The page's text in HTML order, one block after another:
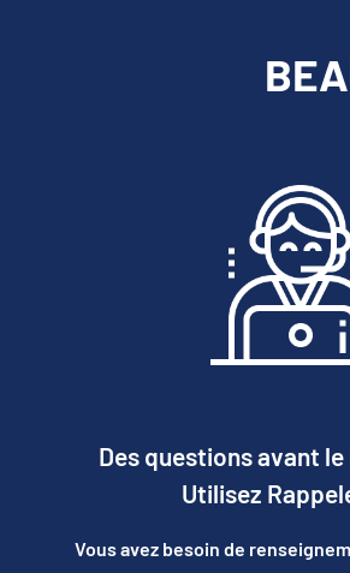
Des questions avant
Utilisez
Vous avez besoin de